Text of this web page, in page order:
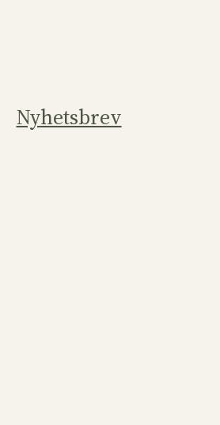
Nyhetsbrev